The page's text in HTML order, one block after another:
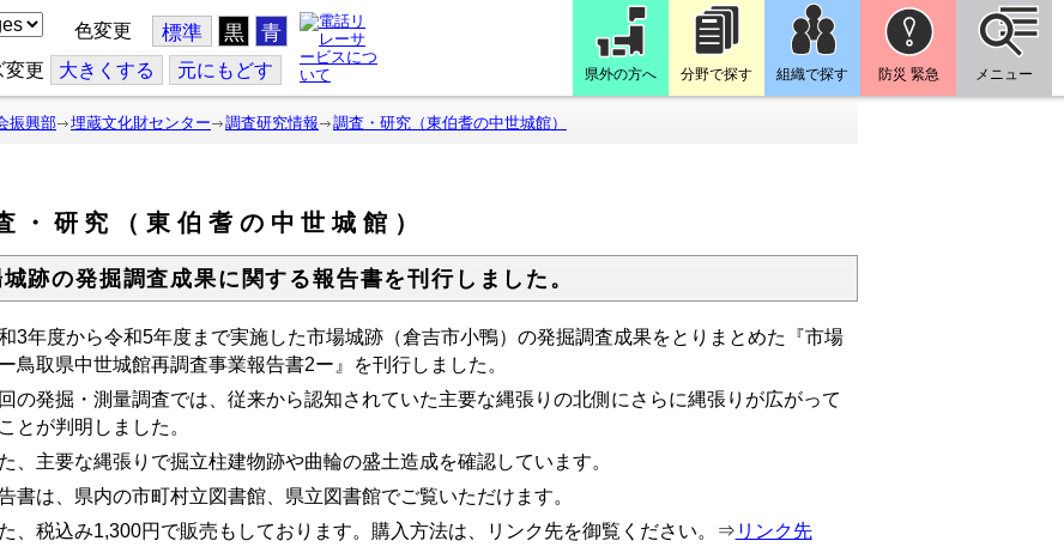
色変更 標準 黒 青
変更 大きくする 元にもどす 県外の方へ 分野で探す 組織で探す 防災 緊急 メニュー
振興部 埋蔵文化財センター 調査研究情報 調査・研究（東伯耆の中世城館）
・研究（東伯耆の中世城館）
跡の発掘調査成果に関する報告書を刊行しました。
3年度から令和5年度まで実施した市場城跡（倉吉市小鴨）の発掘調査成果をとりまとめた『市場
鳥取県中世城館再調査事業報告書2ー』を刊行しました。
の発掘・測量調査では、従来から認知されていた主要な縄張りの北側にさらに縄張りが広がって
とが判明しました。
、主要な縄張りで掘立柱建物跡や曲輪の盛土造成を確認しています。
書は、県内の市町村立図書館、県立図書館でご覧いただけます。
、税込み1,300円で販売もしております。 購入方法は、リンク先を御覧ください。⇒ リンク先